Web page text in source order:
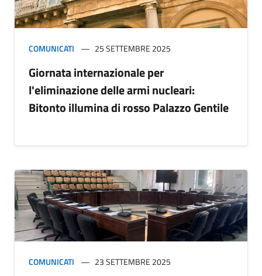
COMUNICATI 25 SETTEMBRE 2025
Giornata internazionale per
l'eliminazione delle armi nucleari:
Bitonto illumina di rosso Palazzo Gentile
COMUNICATI 23 SETTEMBRE 2025